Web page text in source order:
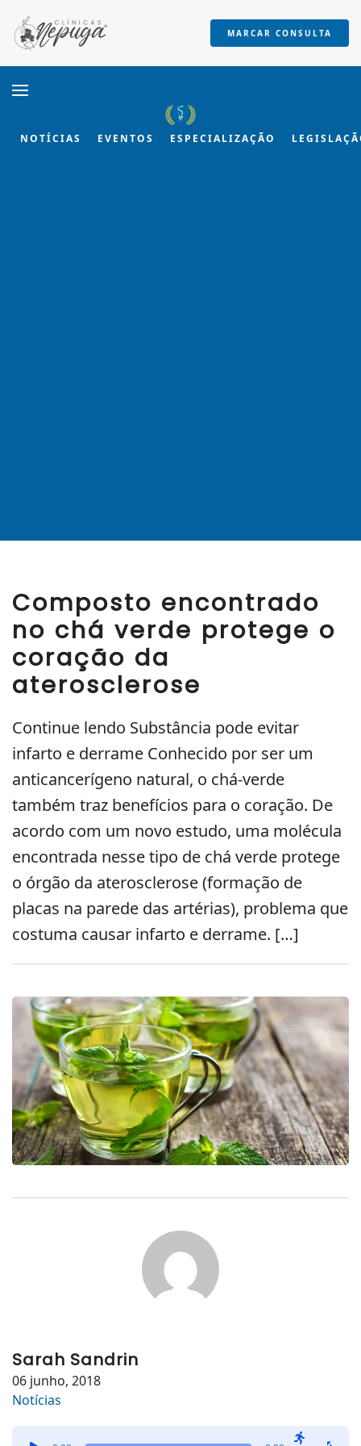
Skip to main content
MARCAR CONSULTA
NOTÍCIAS EVENTOS ESPECIALIZAÇÃO
Composto encontrado
no chá verde protege o
coração da
aterosclerose
Continue lendo Substância pode evitar
infarto e derrame Conhecido por ser um
anticancerígeno natural, o chá-verde
também traz benefícios para o coração. De
acordo com um novo estudo, uma molécula
encontrada nesse tipo de chá verde protege
o órgão da aterosclerose (formação de
placas na parede das artérias), problema que
costuma causar infarto e derrame. […]
Sarah Sandrin
06 junho, 2018
Notícias